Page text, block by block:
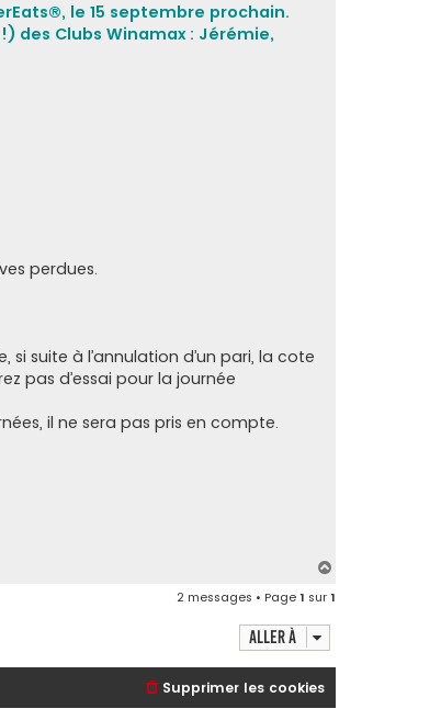
le 15 septembre prochain.
des Clubs Winamax : Jérémie,
perdues.
suite à l’annulation d’un pari, la cote
pas d’essai pour la journée
il ne sera pas pris en compte.
2 messages • Page1 sur1
Aller à
Supprimer les cookies